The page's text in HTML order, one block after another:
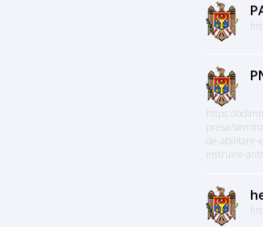
https://
presa/
de-abilitare-
instruire-